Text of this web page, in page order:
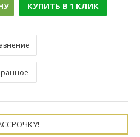
КУПИТЬ В 1 КЛИК